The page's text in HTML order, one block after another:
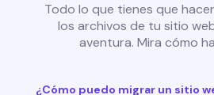
Todo lo que tienes que
los archivos de tu sitio
aventura. Mira cómo
¿Cómo puedo migrar un sitio